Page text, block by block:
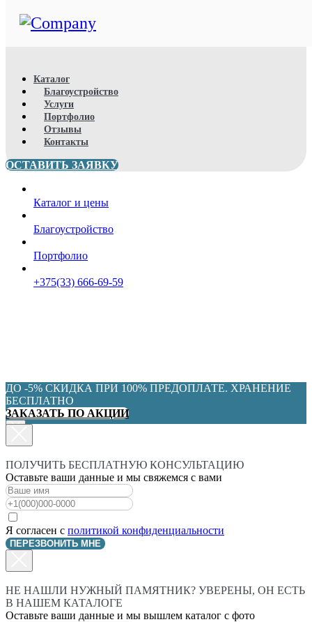
Каталог
Благоустройство
Услуги
Портфолио
Отзывы
Контакты
ОСТАВИТЬ ЗАЯВКУ
Каталог и цены
Благоустройство
Портфолио
+375(33) 666-69-59
ДО -5% СКИДКА ПРИ 100% ПРЕДОПЛАТЕ. ХРАНЕНИЕ
БЕСПЛАТНО
ЗАКАЗАТЬ ПО АКЦИИ
ПОЛУЧИТЬ БЕСПЛАТНУЮ КОНСУЛЬТАЦИЮ
Оставьте ваши данные и мы свяжемся с вами
Я согласен с политикой конфиденциальности
ПЕРЕЗВОНИТЬ МНЕ
НЕ НАШЛИ НУЖНЫЙ ПАМЯТНИК? УВЕРЕНЫ, ОН ЕСТЬ
В НАШЕМ КАТАЛОГЕ
Оставьте ваши данные и мы вышлем каталог с фото